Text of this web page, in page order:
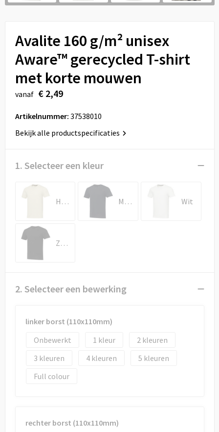
Sport
Vrije tijd en Strand
Feestartikelen
Aanstekers
Reistassen
Schoenentassen
Schoudertassen
Sporttassen
Reistassensets
Draagtassen
Papieren tassen
Waterbestendige tassen
Duffeltassen
Goodiebags
Avalite 160 g/m² unisex
Aware™ gerecycled T-shirt
met korte mouwen
vanaf € 2,49
Artikelnummer: 37538010
Bekijk alle productspecificaties
1. Selecteer een kleur
Havermout Marineblauw Wit
Zwart
2. Selecteer een bewerking
linker borst (110x110mm)
Onbewerkt
1
2
3
4
5
Full colour
rechter borst (110x110mm)